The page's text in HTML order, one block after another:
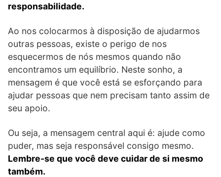
responsabilidade.
Ao nos colocarmos à disposição de ajudarmos
outras pessoas, existe o perigo de nos
esquecermos de nós mesmos quando não
encontramos um equilíbrio. Neste sonho, a
mensagem é que você está se esforçando para
ajudar pessoas que nem precisam tanto assim de
seu apoio.
Ou seja, a mensagem central aqui é: ajude como
puder, mas seja responsável consigo mesmo.
Lembre-se que você deve cuidar de si mesmo
também.